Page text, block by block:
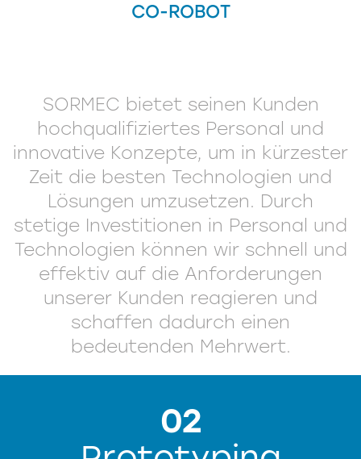
CO-ROBOT
SORMEC bietet seinen Kunden
hochqualifiziertes Personal und
innovative Konzepte, um in kürzester
Zeit die besten Technologien und
Lösungen umzusetzen. Durch
stetige Investitionen in Personal und
Technologien können wir schnell und
effektiv auf die Anforderungen
unserer Kunden reagieren und
schaffen dadurch einen
bedeutenden Mehrwert.
02